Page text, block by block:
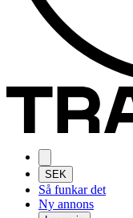
SEK
Så funkar det
Ny annons